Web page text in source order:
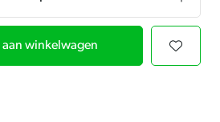
aan winkelwagen